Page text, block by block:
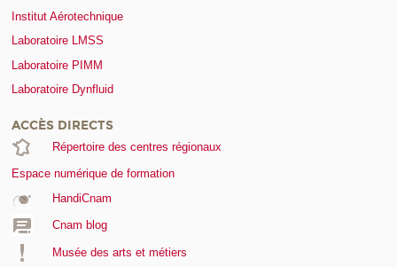
Institut Aérotechnique
Laboratoire LMSS
Laboratoire PIMM
Laboratoire Dynfluid
ACCÈS DIRECTS
Répertoire des centres régionaux
Espace numérique de formation
HandiCnam
Cnam blog
Musée des arts et métiers